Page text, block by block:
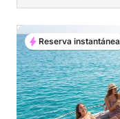
Reserva instantánea